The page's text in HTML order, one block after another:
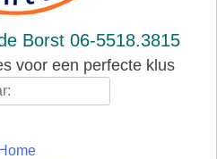
Borst 06-5518.3815
voor een perfecte klus
Home